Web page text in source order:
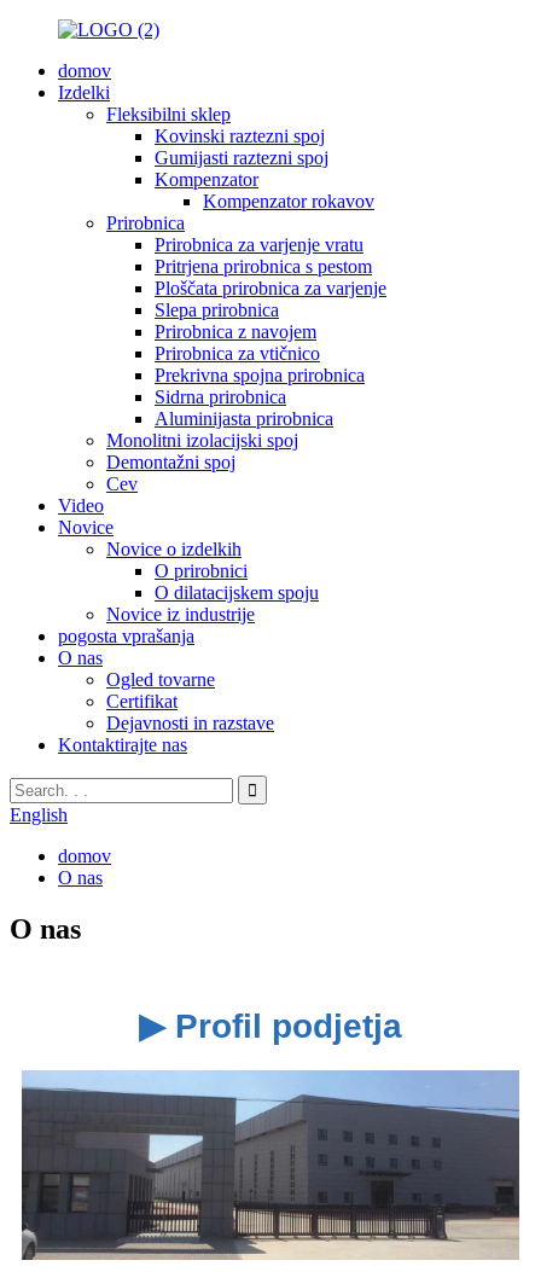
domov
Izdelki
Fleksibilni sklep
Kovinski raztezni spoj
Gumijasti raztezni spoj
Kompenzator
Kompenzator rokavov
Prirobnica
Prirobnica za varjenje vratu
Pritrjena prirobnica s pestom
Ploščata prirobnica za varjenje
Slepa prirobnica
Prirobnica z navojem
Prirobnica za vtičnico
Prekrivna spojna prirobnica
Sidrna prirobnica
Aluminijasta prirobnica
Monolitni izolacijski spoj
Demontažni spoj
Cev
Video
Novice
Novice o izdelkih
O prirobnici
O dilatacijskem spoju
Novice iz industrije
pogosta vprašanja
O nas
Ogled tovarne
Certifikat
Dejavnosti in razstave
Kontaktirajte nas
English
domov
O nas
O nas
▶ Profil podjetja